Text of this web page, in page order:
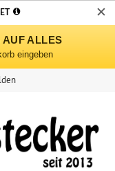
✕
ALLES
eingeben